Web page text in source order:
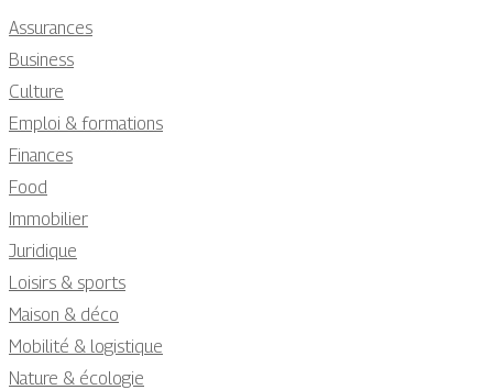
Assurances
Business
Culture
Emploi & formations
Finances
Food
Immobilier
Juridique
Loisirs & sports
Maison & déco
Mobilité & logistique
Nature & écologie